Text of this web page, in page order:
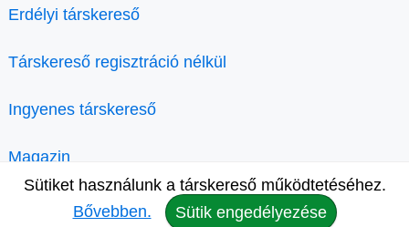
Erdélyi társkereső
Társkereső regisztráció nélkül
Ingyenes társkereső
Magazin
Sütiket használunk a társkereső működtetéséhez.
Bővebben.
Sütik engedélyezése